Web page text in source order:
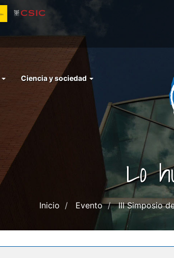
Ciencia y sociedad
Lo
Inicio Evento III Simposio